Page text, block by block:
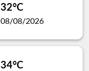
32°C
08/08/2026
34°C